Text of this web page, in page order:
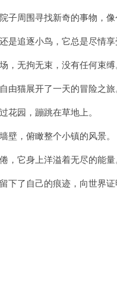
周围寻找新奇的事物，像
追逐小鸟，它总是尽情享
无拘无束，没有任何束缚
猫展开了一天的冒险之旅
园，蹦跳在草地上。
，俯瞰整个小镇的风景。
它身上洋溢着无尽的能量
了自己的痕迹，向世界证